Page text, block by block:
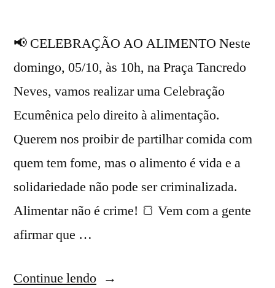
📢 CELEBRAÇÃO AO ALIMENTO Neste
domingo, 05/10, às 10h, na Praça Tancredo
Neves, vamos realizar uma Celebração
Ecumênica pelo direito à alimentação.
Querem nos proibir de partilhar comida com
quem tem fome, mas o alimento é vida e a
solidariedade não pode ser criminalizada.
Alimentar não é crime! 🍞 Vem com a gente
afirmar que …
Continue lendo“Celebração